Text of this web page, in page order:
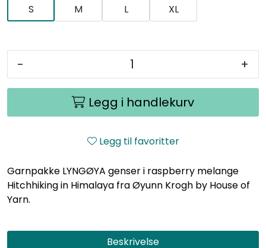
S
M L XL
- +
Legg i handlekurv
Legg til favoritter
Garnpakke LYNGØYA genser i raspberry melange
Hitchhiking in Himalaya fra Øyunn Krogh by House of
Yarn.
Beskrivelse